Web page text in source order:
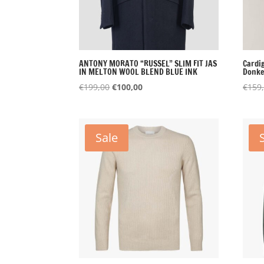
ANTONY MORATO “RUSSEL” SLIM FIT JAS
IN MELTON WOOL BLEND BLUE INK
€199,00Oorspronkelijke
€199,00.
€100,00Huidige
€100,00.
€
Sale